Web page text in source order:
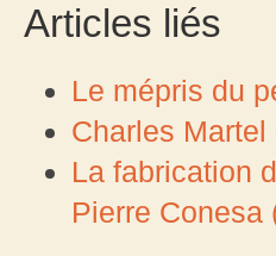
Articles liés
Le mépris du
Charles
La fabrication
Pierre Conesa